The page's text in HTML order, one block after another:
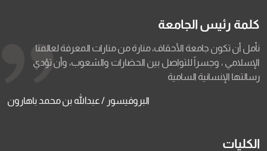
كلمة رئيس الجامعة
نأمل أن تكون جامعة الأحقاف، منارة من منارات المعرفة لعالمنا
الإسلامي ، وجسراً للتواصل بين الحضارات والشعوب، وأن تؤدي
رسالتها الإنسانية السامية
البروفيسور / عبدالله بن محمد باهارون
الكليات